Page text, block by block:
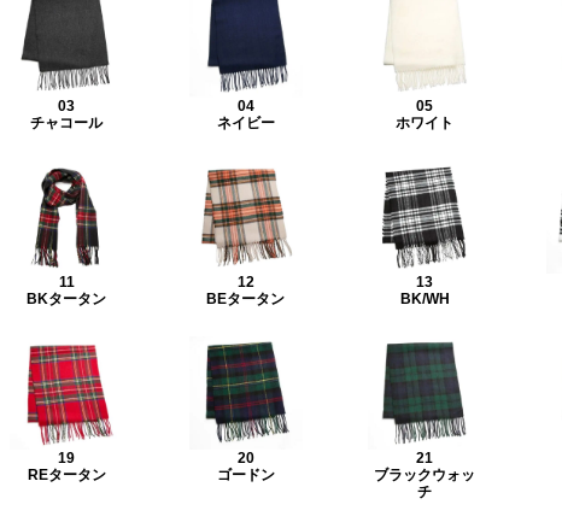
03
チャコール
04
ネイビー
05
ホワイト
11
BKタータン
12
BEタータン
13
BK/WH
19
REタータン
20
ゴードン
21
ブラックウォッ
チ